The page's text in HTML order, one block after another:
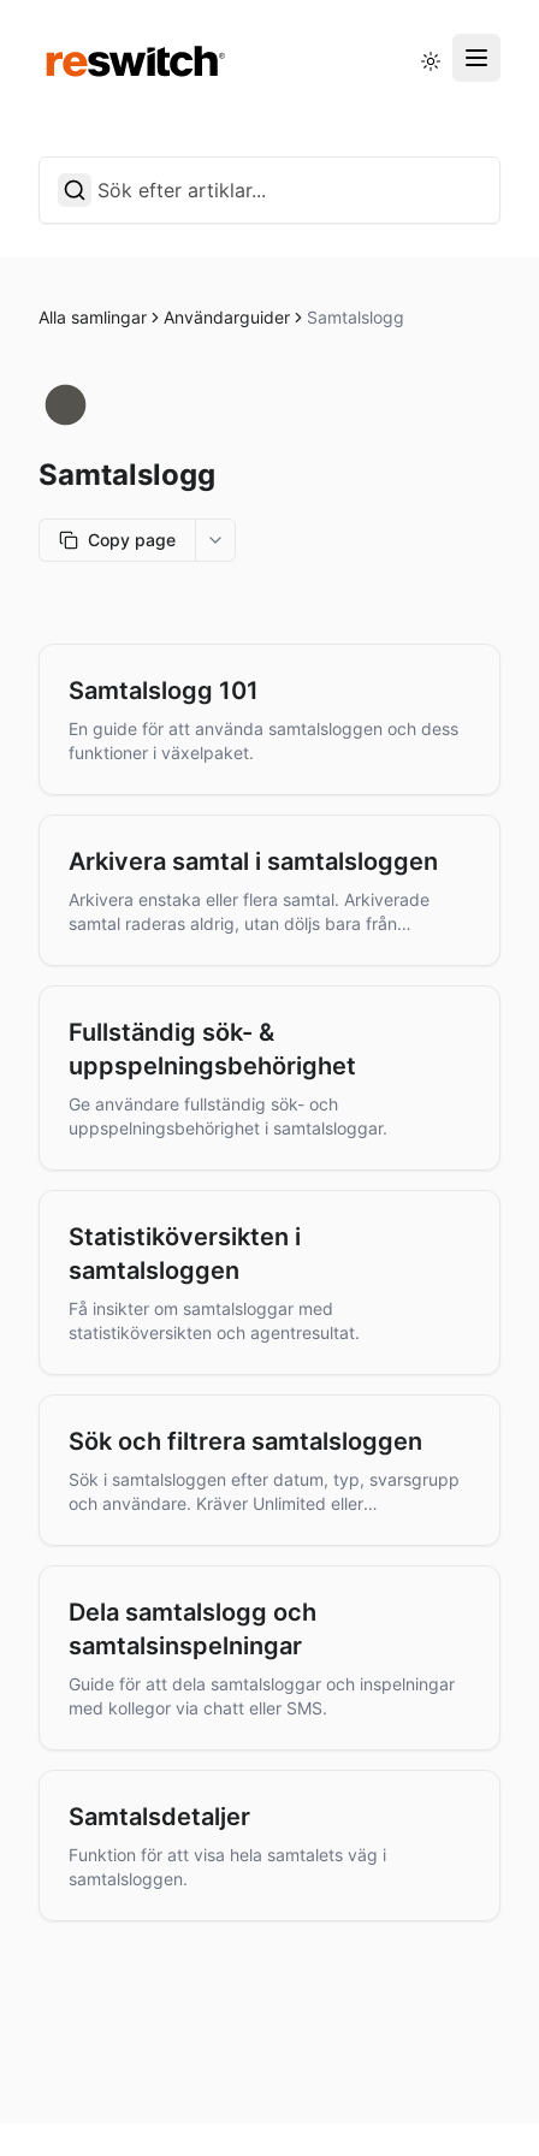
Svenska
Alla samlingar Användarguider Samtalslogg
Samtalslogg
Copy page More options
Samtalslogg 101
En guide för att använda samtalsloggen och dess
funktioner i växelpaket.
Arkivera samtal i samtalsloggen
Arkivera enstaka eller flera samtal. Arkiverade
samtal raderas aldrig, utan döljs bara från
Fullständig sök- &
uppspelningsbehörighet
Ge användare fullständig sök- och
uppspelningsbehörighet i samtalsloggar.
Statistiköversikten i
samtalsloggen
Få insikter om samtalsloggar med
statistiköversikten och agentresultat.
Sök och filtrera samtalsloggen
Sök i samtalsloggen efter datum, typ, svarsgrupp
och användare. Kräver Unlimited eller
Dela samtalslogg och
samtalsinspelningar
Guide för att dela samtalsloggar och inspelningar
med kollegor via chatt eller SMS.
Samtalsdetaljer
Funktion för att visa hela samtalets väg i
samtalsloggen.